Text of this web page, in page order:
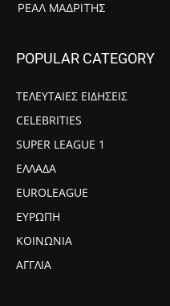
ΡΕΆΛ ΜΑΔΡΊΤΗΣ
POPULAR CATEGORY
ΤΕΛΕΥΤΑΙΕΣ ΕΙΔΗΣΕΙΣ
CELEBRITIES
SUPER LEAGUE 1
ΕΛΛΑΔΑ
EUROLEAGUE
ΕΥΡΩΠΗ
ΚΟΙΝΩΝΙΑ
ΑΓΓΛΙΑ